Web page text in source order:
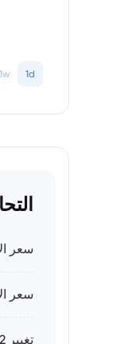
1d
1w
سعر
سعر
تغيير 52 أسبوعاً